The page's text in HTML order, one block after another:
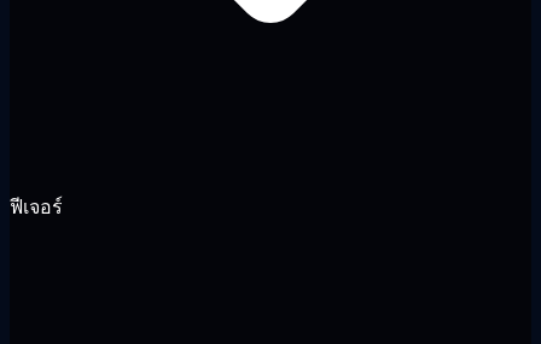
ฟีเจอร์